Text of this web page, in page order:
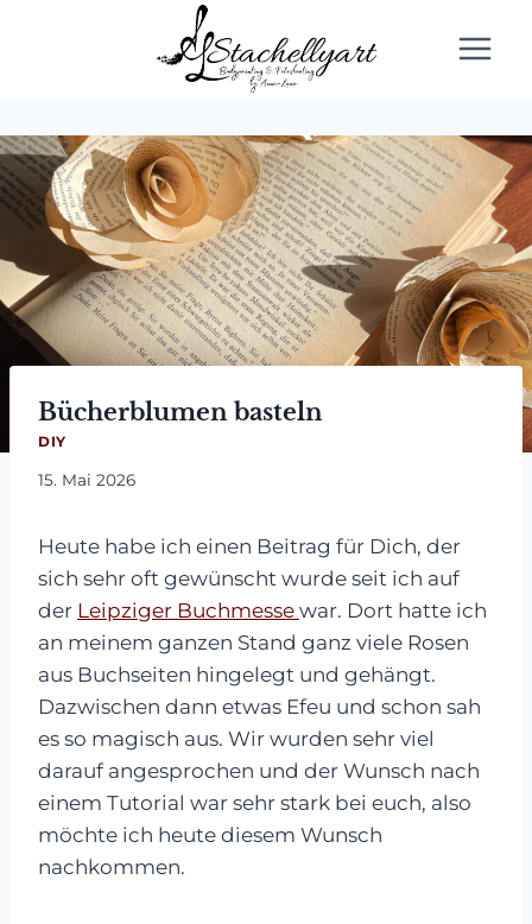
Bücherblumen basteln
DIY
15. Mai 2026
Heute habe ich einen Beitrag für Dich, der
sich sehr oft gewünscht wurde seit ich auf
der Leipziger Buchmesse war. Dort hatte ich
an meinem ganzen Stand ganz viele Rosen
aus Buchseiten hingelegt und gehängt.
Dazwischen dann etwas Efeu und schon sah
es so magisch aus. Wir wurden sehr viel
darauf angesprochen und der Wunsch nach
einem Tutorial war sehr stark bei euch, also
möchte ich heute diesem Wunsch
nachkommen.